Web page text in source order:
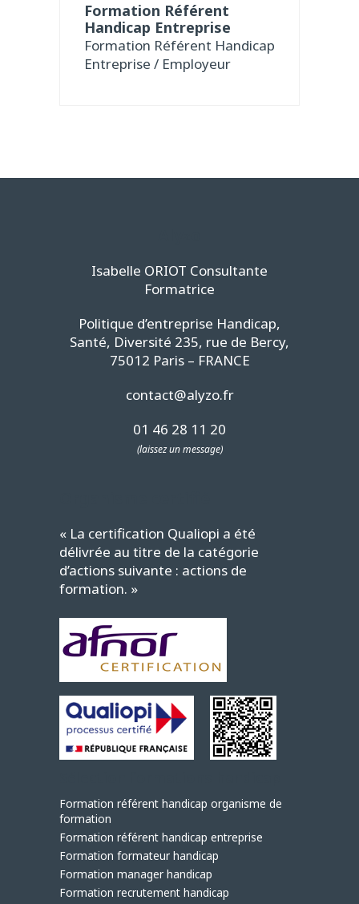
Formation Référent
Handicap Entreprise
Formation Référent Handicap
Entreprise / Employeur
Isabelle ORIOT Consultante
Formatrice
Politique d’entreprise Handicap,
Santé, Diversité 235, rue de Bercy,
75012 Paris – FRANCE
contact@alyzo.fr
01 46 28 11 20
(laissez un message)
« La certification Qualiopi a été
délivrée au titre de la catégorie
d’actions suivante : actions de
formation. »
Formation référent handicap organisme de
formation
Formation référent handicap entreprise
Formation formateur handicap
Formation manager handicap
Formation recrutement handicap